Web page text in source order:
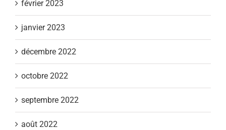
février 2023
janvier 2023
décembre 2022
octobre 2022
septembre 2022
août 2022